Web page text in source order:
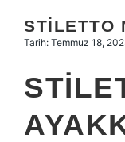
Hakkımızda
STILETTO
Tarih: Temmuz 18,